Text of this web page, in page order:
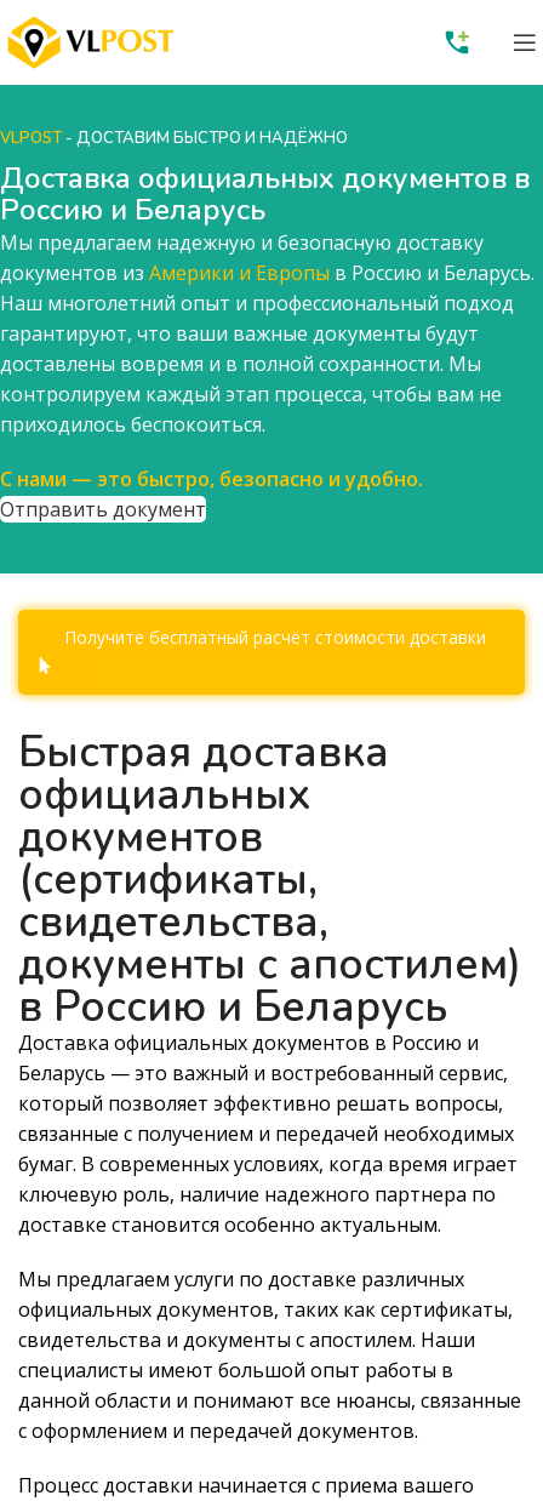
VLPOST- ДОСТАВИМ БЫСТРО И НАДЁЖНО
Доставка официальных документов в
Россию и Беларусь
Мы предлагаем надежную и безопасную доставку
документов изАмерики и Европы в Россию и Беларусь.
Наш многолетний опыт и профессиональный подход
гарантируют, что ваши важные документы будут
доставлены вовремя и в полной сохранности. Мы
контролируем каждый этап процесса, чтобы вам не
приходилось беспокоиться.
С нами — это быстро, безопасно и удобно.
Отправить документ
Получите бесплатный расчёт стоимости доставки
Быстрая доставка
официальных
документов
(сертификаты,
свидетельства,
документы с апостилем)
в Россию и Беларусь
Доставка официальных документов в Россию и
Беларусь — это важный и востребованный сервис,
который позволяет эффективно решать вопросы,
связанные с получением и передачей необходимых
бумаг. В современных условиях, когда время играет
ключевую роль, наличие надежного партнера по
доставке становится особенно актуальным.
Мы предлагаем услуги по доставке различных
официальных документов, таких как сертификаты,
свидетельства и документы с апостилем. Наши
специалисты имеют большой опыт работы в
данной области и понимают все нюансы, связанные
с оформлением и передачей документов.
Процесс доставки начинается с приема вашего